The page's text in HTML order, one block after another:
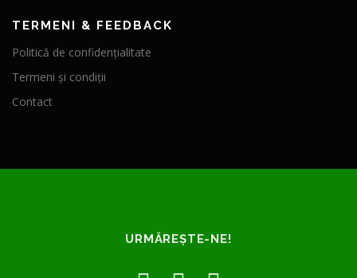
TERMENI & FEEDBACK
Politică de confidențialitate
Termeni și condiții
Contact
URMĂREȘTE-NE!